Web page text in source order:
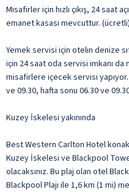
Misafirler için hızlı çıkış, 24 saat
emanet kasası mevcuttur.
Yemek servisi için otelin denize
için 24 saat oda servisi imkanı
misafirlere içecek servisi
ve 09.30, hafta sonu 06.30 ve
Kuzey İskelesi yakınında
Best Western Carlton Hotel
Kuzey İskelesi ve Blackpool
olacaksınız. Bu plaj olan otel
Blackpool Plajı ile 1,6 km (1 mi)